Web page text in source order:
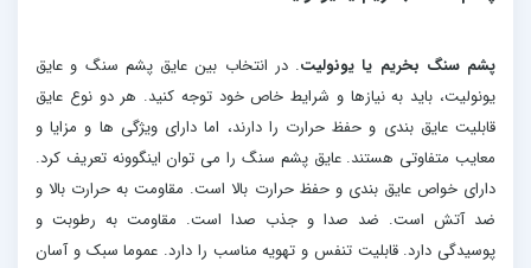
پشم سنگ بخریم یا یونولیت. در انتخاب بین عایق پشم سنگ و عایق
یونولیت، باید به نیازها و شرایط خاص خود توجه کنید. هر دو نوع عایق
قابلیت عایق بندی و حفظ حرارت را دارند، اما دارای ویژگی ها و مزایا و
معایب متفاوتی هستند. عایق پشم سنگ را می توان اینگوونه تعریف کرد.
دارای خواص عایق بندی و حفظ حرارت بالا است. مقاومت به حرارت بالا و
ضد آتش است. ضد صدا و جذب صدا است. مقاومت به رطوبت و
پوسیدگی دارد. قابلیت تنفس و تهویه مناسب را دارد. عموما سبک و آسان